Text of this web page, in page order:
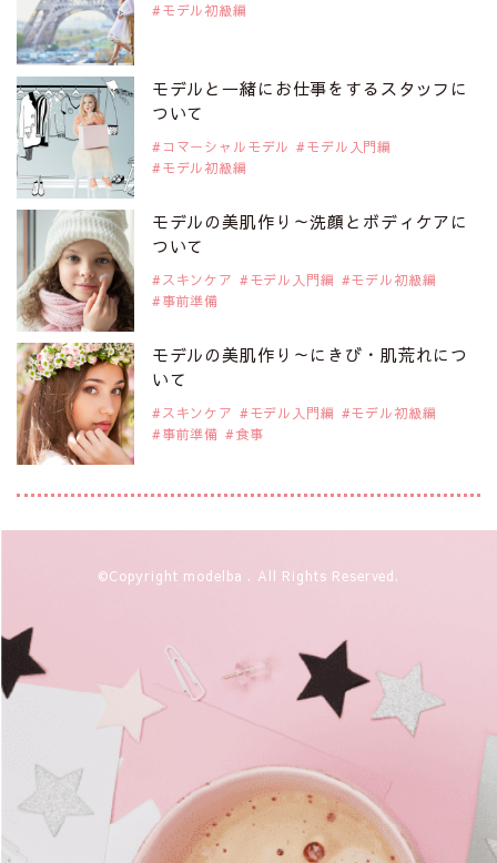
2019年9月29日
注目モデルを1名追加いたしました。
是非ご覧ください。
注目モデル 藤井サチさん
2019年9月29日
注目モデルを1名追加いたしました。
是非ご覧ください。
大注目のモデル10人
2019年9月29日
注目モデルを1名追加いたしました。
是非ご覧ください。
注目のアジア系モデル
2019年9月29日
注目モデルを1名追加いたしました。
2019年9月29日
注目モデル イーランさん
モデル初級編
モデルと一緒にお仕事をするスタッフに
ついて
コマーシャルモデル
モデル入門編
モデル初級編
モデルの美肌作り～洗顔とボディケアに
ついて
スキンケア モデル入門編
モデル初級編
事前準備
モデルの美肌作り～にきび・肌荒れにつ
いて
スキンケア モデル入門編
モデル初級編
事前準備
食事
©Copyright modelba . All Rights Reserved.